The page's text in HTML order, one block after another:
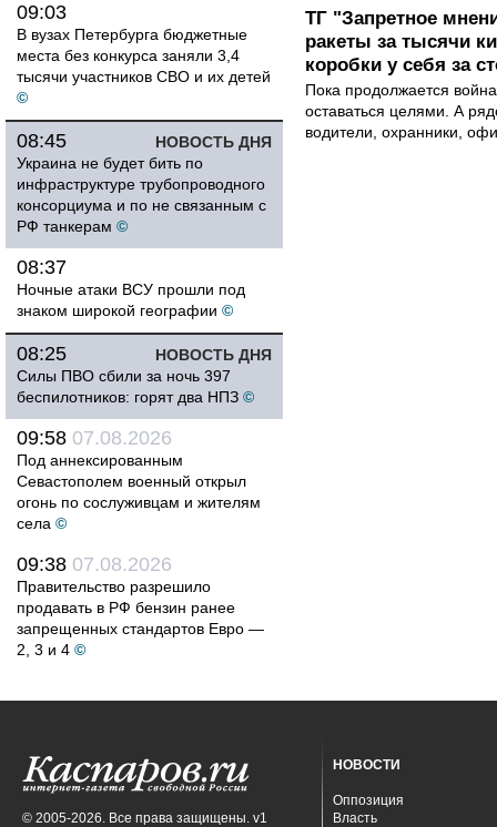
09:03
В вузах Петербурга бюджетные
места без конкурса заняли 3,4
тысячи участников СВО и их детей
©
НОВОСТЬ ДНЯ
08:45
Украина не будет бить по
инфраструктуре трубопроводного
консорциума и по не связанным с
РФ танкерам ©
08:37
Ночные атаки ВСУ прошли под
знаком широкой географии ©
НОВОСТЬ ДНЯ
08:25
Силы ПВО сбили за ночь 397
беспилотников: горят два НПЗ ©
09:58 07.08.2026
Под аннексированным
Севастополем военный открыл
огонь по сослуживцам и жителям
села ©
09:38 07.08.2026
Правительство разрешило
продавать в РФ бензин ранее
запрещенных стандартов Евро —
2, 3 и 4 ©
ТГ "Запретное
ракеты за тысячи
коробки у себя за
Пока продолжается
оставаться целями. А
водители, охранники,
© 2005-2026. Все права защищены. v1
НОВОСТИ
Оппозиция
Власть